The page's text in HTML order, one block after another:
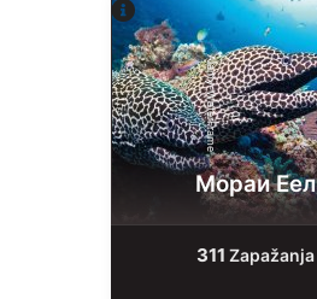
Alamy-WaterFrame
Мораи Еел
311 Zapažanja